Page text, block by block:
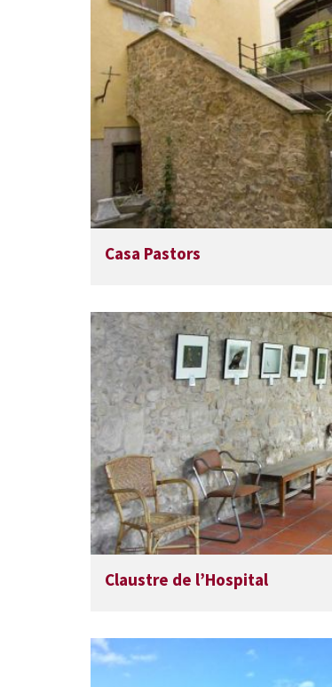
Casa Pastors
Claustre de l’Hospital